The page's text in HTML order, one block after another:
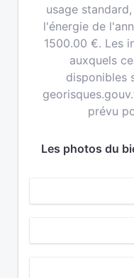
usage
l'énergie de
1500.00 €. Les
auxquels
disponibles
prévu
Les photos du